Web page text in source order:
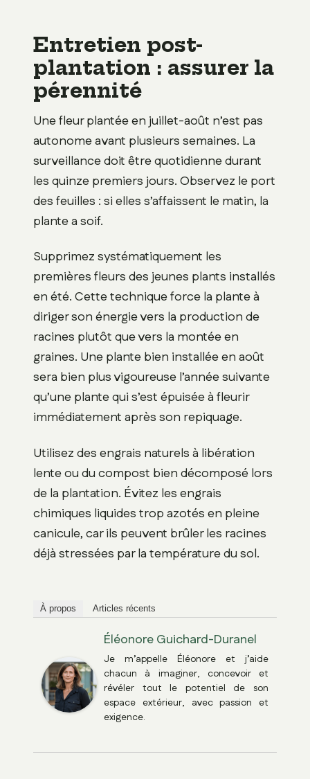
Entretien post-
plantation : assurer la
pérennité
Une fleur plantée en juillet-août n’est pas
autonome avant plusieurs semaines. La
surveillance doit être quotidienne durant
les quinze premiers jours. Observez le port
des feuilles : si elles s’affaissent le matin, la
plante a soif.
Supprimez systématiquement les
premières fleurs des jeunes plants installés
en été. Cette technique force la plante à
diriger son énergie vers la production de
racines plutôt que vers la montée en
graines. Une plante bien installée en août
sera bien plus vigoureuse l’année suivante
qu’une plante qui s’est épuisée à fleurir
immédiatement après son repiquage.
Utilisez des engrais naturels à libération
lente ou du compost bien décomposé lors
de la plantation. Évitez les engrais
chimiques liquides trop azotés en pleine
canicule, car ils peuvent brûler les racines
déjà stressées par la température du sol.
À propos Articles récents
Éléonore Guichard-Duranel
Je m’appelle Éléonore et j’aide
chacun à imaginer, concevoir et
révéler tout le potentiel de son
espace extérieur, avec passion et
exigence.